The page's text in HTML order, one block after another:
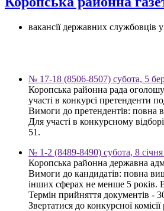
вакансії державних службовців
№ 17-18 (8506-8507) субота, 5
Коропська районна рада
участі в конкурсі претенденти
Вимоги до претендентів: повна
Для участі в конкурсному
51.
№ 1-2 (8489-8490) субота, 8 січня
Коропська районна державна
Вимоги до кандидатів: повна
інших сферах не менше 5 років.
Термін прийняття документів -
Звертатися до конкурсної